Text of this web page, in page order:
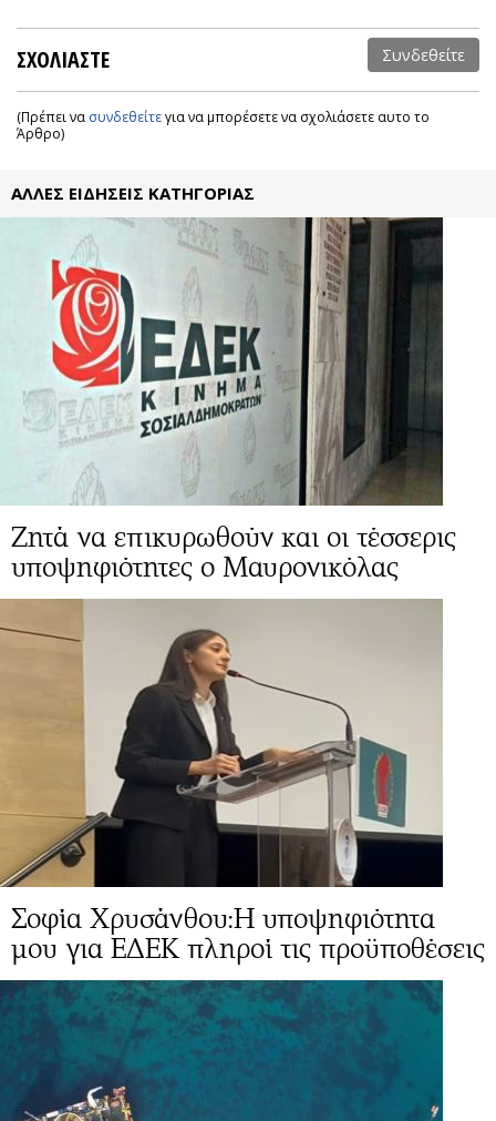
ΣΧΟΛΙΑΣΤΕ Συνδεθείτε
(Πρέπει να συνδεθείτεγια να μπορέσετε να σχολιάσετε αυτο το
Άρθρο)
ΑΛΛΕΣ ΕΙΔΗΣΕΙΣ ΚΑΤΗΓΟΡΙΑΣ
Ζητά να επικυρωθούν και οι τέσσερις
υποψηφιότητες ο Μαυρονικόλας
Σοφία Χρυσάνθου:Η υποψηφιότητα
μου για ΕΔΕΚ πληροί τις προϋποθέσεις